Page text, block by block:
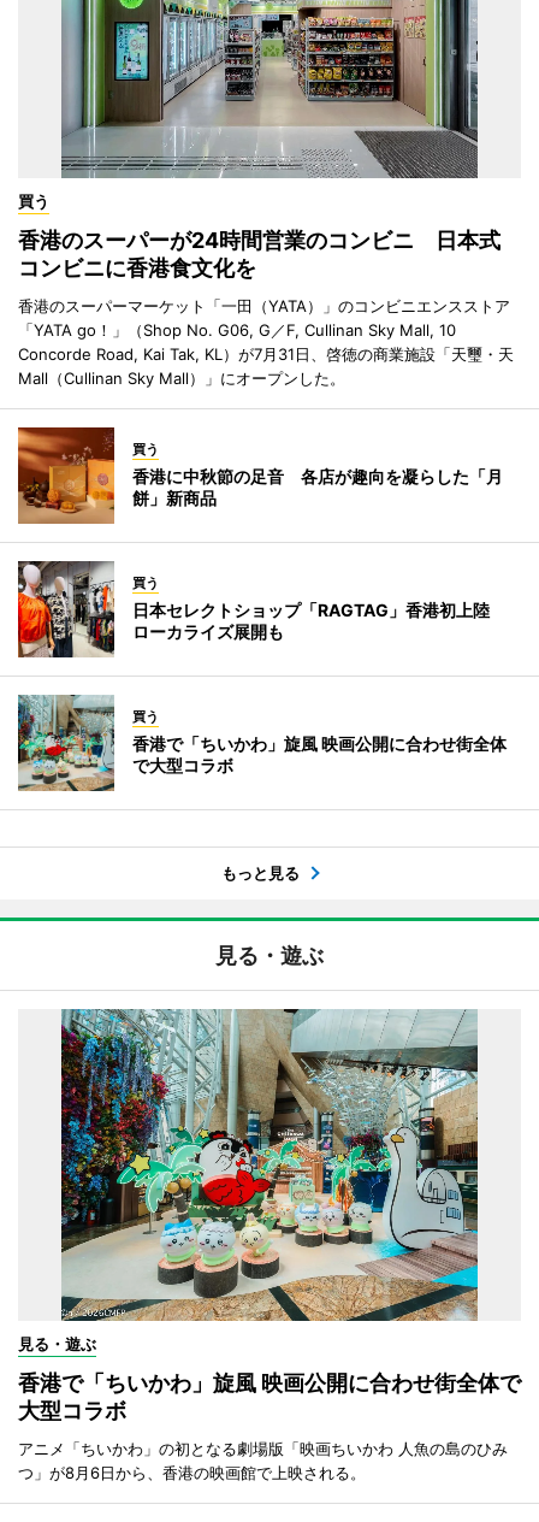
買う
香港のスーパーが24時間営業のコンビニ 日本式
コンビニに香港食文化を
香港のスーパーマーケット「一田（YATA）」のコンビニエンスストア
「YATA go！」（Shop No. G06, G／F, Cullinan Sky Mall, 10
Concorde Road, Kai Tak, KL）が7月31日、啓徳の商業施設「天璽・天
Mall（Cullinan Sky Mall）」にオープンした。
買う
香港に中秋節の足音 各店が趣向を凝らした「月
餅」新商品
買う
日本セレクトショップ「RAGTAG」香港初上陸
ローカライズ展開も
買う
香港で「ちいかわ」旋風 映画公開に合わせ街全体
で大型コラボ
もっと見る
見る・遊ぶ
見る・遊ぶ
香港で「ちいかわ」旋風 映画公開に合わせ街全体で
大型コラボ
アニメ「ちいかわ」の初となる劇場版「映画ちいかわ 人魚の島のひみ
つ」が8月6日から、香港の映画館で上映される。